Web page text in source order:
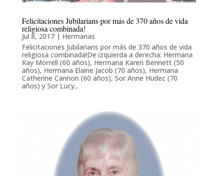
Felicitaciones Jubilarians por más de 370 años de vida
religiosa combinada!
Jul 8, 2017| Hermanas
Felicitaciones Jubilarians por más de 370 años de vida
religiosa combinada!De izquierda a derecha: Hermana
Kay Morrell (60 años), Hermana Karen Bennett (50
años), Hermana Elaine Jacob (70 años), Hermana
Catherine Cannon (60 años), Sor Anne Hudec (70
años) y Sor Lucy...